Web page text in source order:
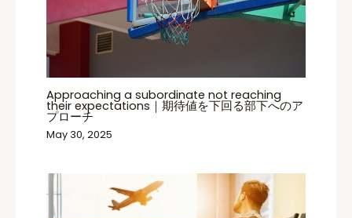
Approaching a subordinate not reaching
their expectations｜期待値を下回る部下へのア
プローチ
May 30, 2025